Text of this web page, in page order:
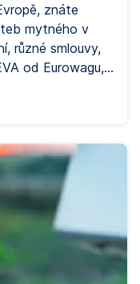
znáte
mytného v
různé smlouvy,
od Eurowagu,
na nejčastější
se správou
palivovými